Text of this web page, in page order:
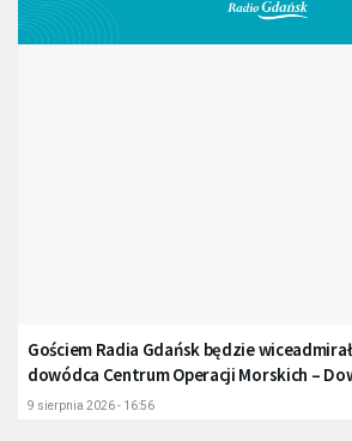
Gościem Radia Gdańsk będzie
dowódca Centrum Operacji Morskich –
Komponentu Morskiego
9 sierpnia 2026 - 16:56